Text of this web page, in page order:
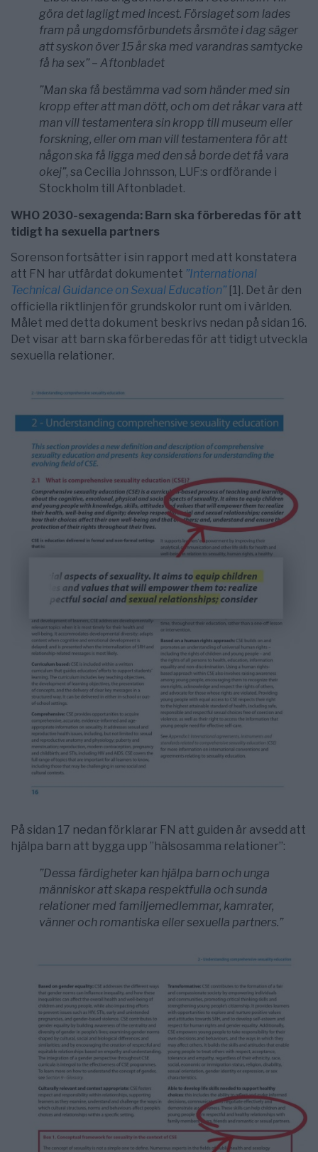
göra det lagligt med incest. Förslaget som lades
fram på ungdomsförbundets årsmöte i dag säger
att syskon över 15 år ska med varandras samtycke
få ha sex” – Aftonbladet
”Man ska få bestämma vad som händer med sin
kropp efter att man dött, och om det råkar vara att
man vill testamentera sin kropp till museum eller
forskning, eller om man vill testamentera för att
någon ska få ligga med den så borde det få vara
okej”, sa Cecilia Johnsson, LUF:s ordförande i
Stockholm till Aftonbladet.
WHO 2030-sexagenda: Barn ska förberedas för att
tidigt ha sexuella partners
Sorenson fortsätter i sin rapport med att konstatera
att FN har utfärdat dokumentet ”International
Technical Guidance on Sexual Education”[1]. Det är den
officiella riktlinjen för grundskolor runt om i världen.
Målet med detta dokument beskrivs nedan på sidan 16.
Det visar att barn ska förberedas för att tidigt utveckla
sexuella relationer.
På sidan 17 nedan förklarar FN att guiden är avsedd att
hjälpa barn att bygga upp ”hälsosamma relationer”:
”Dessa färdigheter kan hjälpa barn och unga
människor att skapa respektfulla och sunda
relationer med familjemedlemmar, kamrater,
vänner och romantiska eller sexuella partners.”